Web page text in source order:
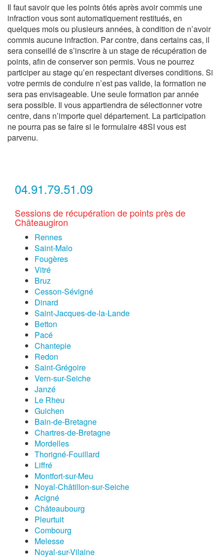
Il faut savoir que les points ôtés après avoir commis une
infraction vous sont automatiquement restitués, en
quelques mois ou plusieurs années, à condition de n’avoir
commis aucune infraction. Par contre, dans certains cas, il
sera conseillé de s’inscrire à un stage de récupération de
points, afin de conserver son permis. Vous ne pourrez
participer au stage qu’en respectant diverses conditions. Si
votre permis de conduire n’est pas valide, la formation ne
sera pas envisageable. Une seule formation par année
sera possible. Il vous appartiendra de sélectionner votre
centre, dans n’importe quel département. La participation
ne pourra pas se faire si le formulaire 48SI vous est
parvenu.
04.91.79.51.09
Sessions de récupération de points près de
Châteaugiron
Rennes
Saint-Malo
Fougères
Vitré
Bruz
Cesson-Sévigné
Dinard
Saint-Jacques-de-la-Lande
Betton
Pacé
Chantepie
Redon
Saint-Grégoire
Vern-sur-Seiche
Janzé
Le Rheu
Guichen
Bain-de-Bretagne
Chartres-de-Bretagne
Mordelles
Thorigné-Fouillard
Liffré
Montfort-sur-Meu
Noyal-Châtillon-sur-Seiche
Acigné
Châteaubourg
Pleurtuit
Combourg
Melesse
Noyal-sur-Vilaine